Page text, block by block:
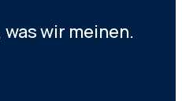
wir meinen.